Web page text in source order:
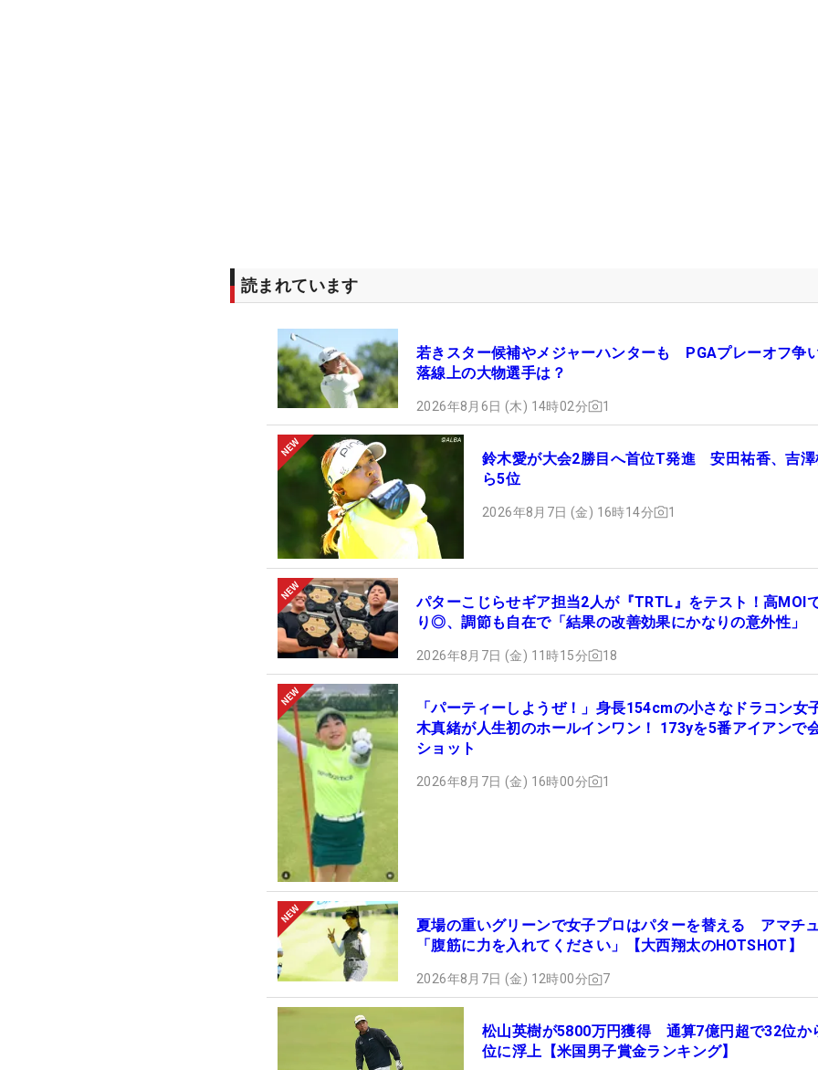
読まれています
若きスター候補やメジャーハンターも PGAプレーオフ争
落線上の大物選手は？
2026年8月6日 (木) 14時02分 1
鈴木愛が大会2勝目へ首位T発進 安田祐香、吉澤
ら5位
2026年8月7日 (金) 16時14分 1
パターこじらせギア担当2人が『TRTL』をテスト！高MOI
り◎、調節も自在で「結果の改善効果にかなりの意外性」
2026年8月7日 (金) 11時15分 18
「パーティーしようぜ！」身長154cmの小さなドラコン女
木真緒が人生初のホールインワン！ 173yを5番アイアンで
ショット
2026年8月7日 (金) 16時00分 1
夏場の重いグリーンで女子プロはパターを替える アマチ
「腹筋に力を入れてください」【大西翔太のHOTSHOT】
2026年8月7日 (金) 12時00分 7
松山英樹が5800万円獲得 通算7億円超で32位か
位に浮上【米国男子賞金ランキング】